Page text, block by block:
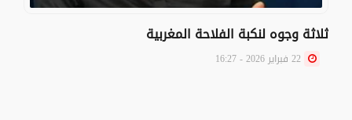
ثلاثة وجوه لنكبة الفلاحة المغربية